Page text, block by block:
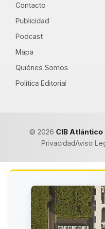
Contacto
Publicidad
Podcast
Mapa
Quiénes Somos
Política Editorial
© 2026 CIB Atlántico
PrivacidadAviso